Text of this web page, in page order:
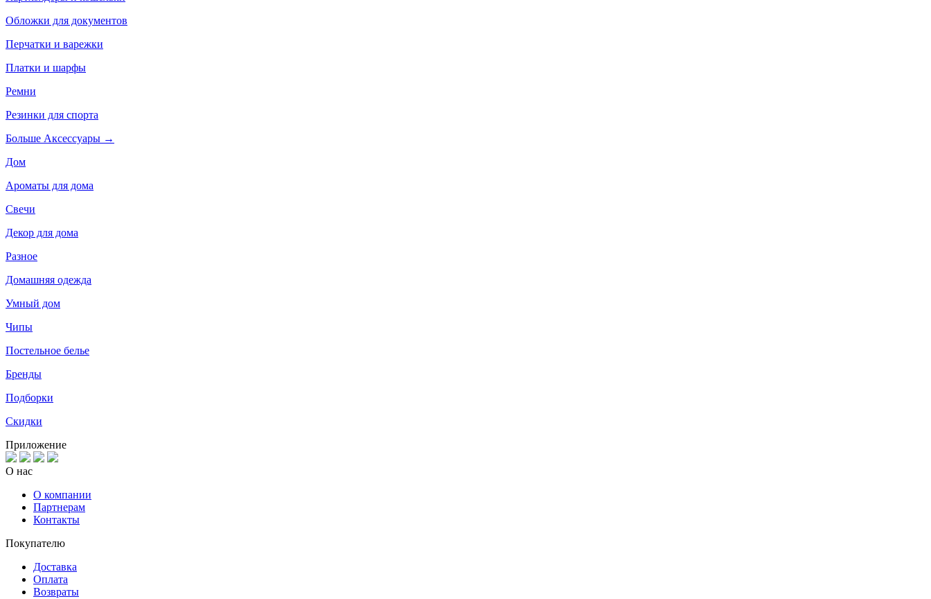
Обложки для документов
Перчатки и варежки
Платки и шарфы
Ремни
Резинки для спорта
Больше Аксессуары →
Дом
Ароматы для дома
Свечи
Декор для дома
Разное
Домашняя одежда
Умный дом
Чипы
Постельное белье
Бренды
Подборки
Скидки
Приложение
О нас
О компании
Партнерам
Контакты
Покупателю
Доставка
Оплата
Возвраты